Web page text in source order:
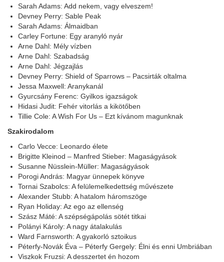
Sarah Adams: Add nekem, vagy elveszem!
Devney Perry: Sable Peak
Sarah Adams: Álmaidban
Carley Fortune: Egy aranyló nyár
Arne Dahl: Mély vízben
Arne Dahl: Szabadság
Arne Dahl: Jégzajlás
Devney Perry: Shield of Sparrows – Pacsirták oltalma
Jessa Maxwell: Aranykanál
Gyurcsány Ferenc: Gyilkos igazságok
Hidasi Judit: Fehér vitorlás a kikötőben
Tillie Cole: A Wish For Us – Ezt kívánom magunknak
Szakirodalom
Carlo Vecce: Leonardo élete
Brigitte Kleinod – Manfred Stieber: Magaságyások
Susanne Nüsslein-Müller: Magaságyások
Porogi András: Magyar ünnepek könyve
Tornai Szabolcs: A felülemelkedettség művészete
Alexander Stubb: A hatalom háromszöge
Ryan Holiday: Az ego az ellenség
Szász Máté: A szépségápolás sötét titkai
Polányi Károly: A nagy átalakulás
Ward Farnsworth: A gyakorló sztoikus
Péterfy-Novák Éva – Péterfy Gergely: Élni és enni Umbriában
Viszkok Fruzsi: A desszertet én hozom